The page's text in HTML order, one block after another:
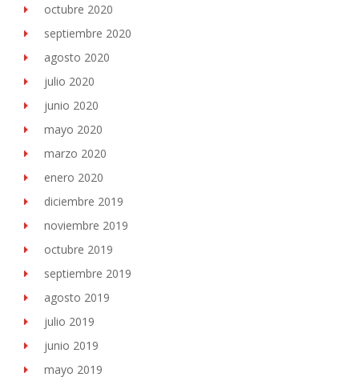
octubre 2020
septiembre 2020
agosto 2020
julio 2020
junio 2020
mayo 2020
marzo 2020
enero 2020
diciembre 2019
noviembre 2019
octubre 2019
septiembre 2019
agosto 2019
julio 2019
junio 2019
mayo 2019